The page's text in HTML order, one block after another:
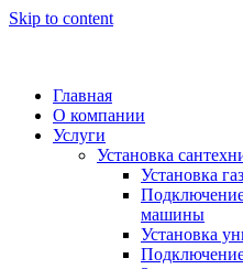
Skip to content
Главная
О компании
Услуги
Установка
Установка
машины
Установка